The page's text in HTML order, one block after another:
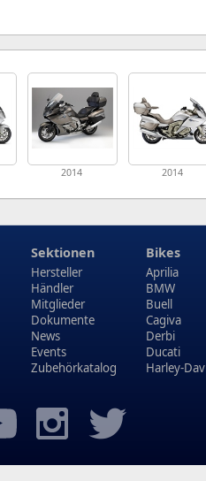
2014 2014
Sektionen
Hersteller
Händler
Mitglieder
Dokumente
News
Events
Zubehörkatalog
Bikes
Aprilia
BMW
Buell
Cagiva
Derbi
Ducati
Harley-